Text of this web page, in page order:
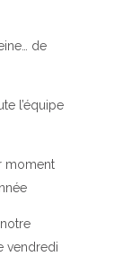
de
l’équipe
moment
vendredi